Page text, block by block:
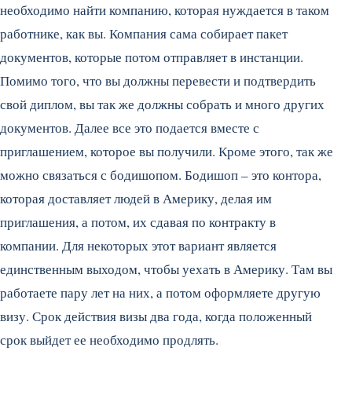
необходимо найти компанию, которая нуждается в таком
работнике, как вы. Компания сама собирает пакет
документов, которые потом отправляет в инстанции.
Помимо того, что вы должны перевести и подтвердить
свой диплом, вы так же должны собрать и много других
документов. Далее все это подается вместе с
приглашением, которое вы получили. Кроме этого, так же
можно связаться с бодишопом. Бодишоп – это контора,
которая доставляет людей в Америку, делая им
приглашения, а потом, их сдавая по контракту в
компании. Для некоторых этот вариант является
единственным выходом, чтобы уехать в Америку. Там вы
работаете пару лет на них, а потом оформляете другую
визу. Срок действия визы два года, когда положенный
срок выйдет ее необходимо продлять.